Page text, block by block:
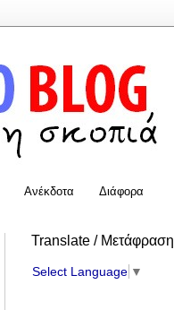
Ανέκδοτα Διάφορα
Translate / Μετάφραση
Select Language ▼